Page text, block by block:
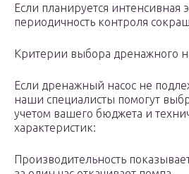
Если планируется интенсивная
периодичность контроля
Критерии выбора дренажного
Если дренажный насос не
наши специалисты помогут
учетом вашего бюджета и
характеристик:
Производительность